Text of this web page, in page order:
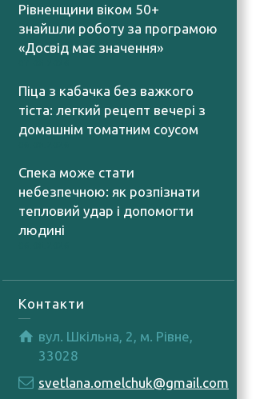
Рівненщини віком 50+
знайшли роботу за програмою
«Досвід має значення»
Піца з кабачка без важкого
тіста: легкий рецепт вечері з
домашнім томатним соусом
Спека може стати
небезпечною: як розпізнати
тепловий удар і допомогти
людині
Контакти
вул. Шкільна, 2, м. Рівне,
33028
svetlana.omelchuk@gmail.com